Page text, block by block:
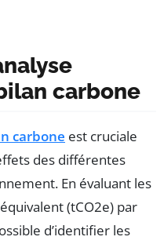
carbone
carbone est cruciale
des différentes
En évaluant les
(tCO2e) par
d’identifier les